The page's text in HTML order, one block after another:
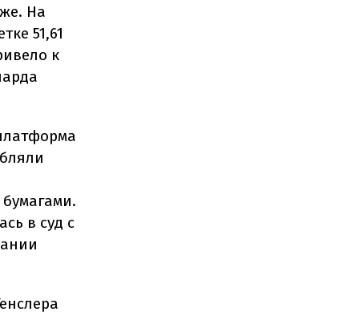
На
51,61
к
в суд с